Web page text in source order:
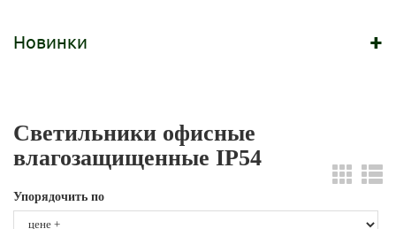
Новинки +
Светильники офисные
влагозащищенные IP54
Упорядочить по